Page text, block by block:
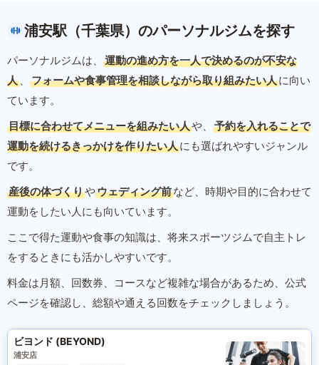
浦安駅（千葉県）のパーソナルジムを探す
パーソナルジムは、
運動の進め方を一人で決めるのが不安な
人 、 フォームや食事管理を相談しながら取り組みたい人に向い
ています。
目標に合わせてメニューを組みたい人や、
予約を入れることで
運動を続けるきっかけを作りたい人にも選ばれやすいジャンル
です。
産後の体づくりやウェディング前など、時期や目的に合わせて
運動をしたい人にも向いています。
ここで得た運動や食事の知識は、将来スポーツジムで自主トレ
をするときにも活かしやすいです。
料金は月額、回数券、コースなど複雑な場合があるため、公式
ページを確認し、総額や通える回数をチェックしましょう。
ビヨンド (BEYOND)
浦安店